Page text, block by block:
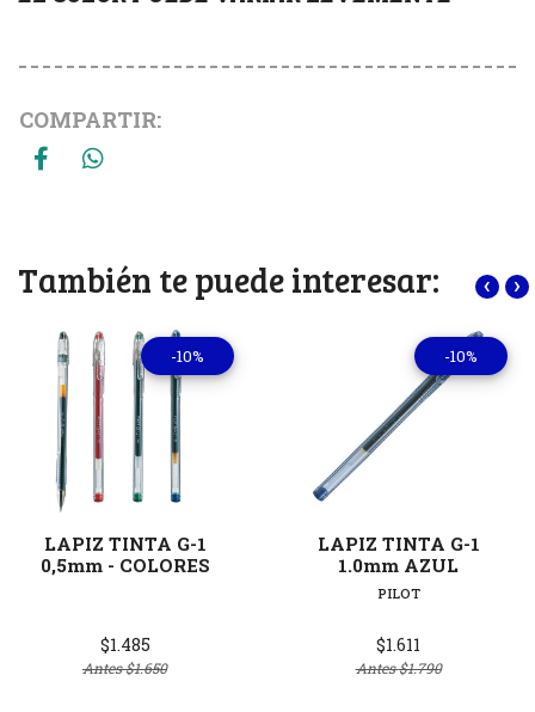
COMPARTIR:
También te puede interesar:
-10%
LAPIZ TINTA G-1
0,5mm - COLORES
$1.485
Antes$1.650
-10%
LAPIZ TINTA G-1
1.0mm AZUL
PILOT
$1.611
Antes$1.790
‹ ›